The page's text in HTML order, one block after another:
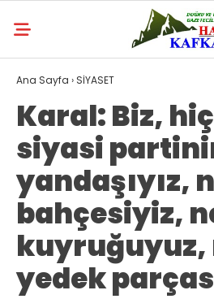
Ana Sayfa › SİYASET
Karal: Biz,
siyasi
yandaşıyız,
bahçesiyiz,
kuyruğuyuz,
yedek